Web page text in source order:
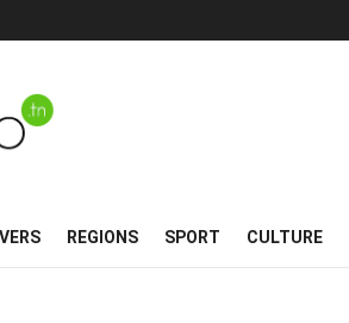
REGIONS SPORT CULTURE